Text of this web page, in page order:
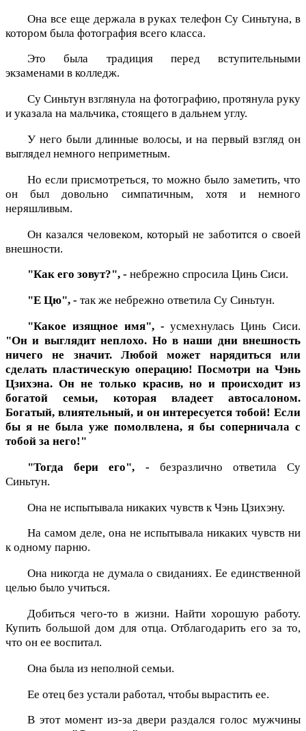
Она все еще держала в руках телефон Су Синьтуна, в
котором была фотография всего класса.
Это была традиция перед вступительными
экзаменами в колледж.
Су Синьтун взглянула на фотографию, протянула руку
и указала на мальчика, стоящего в дальнем углу.
У него были длинные волосы, и на первый взгляд он
выглядел немного неприметным.
Но если присмотреться, то можно было заметить, что
он был довольно симпатичным, хотя и немного
неряшливым.
Он казался человеком, который не заботится о своей
внешности.
"Как его зовут?", - небрежно спросила Цинь Сиси.
"Е Цю", - так же небрежно ответила Су Синьтун.
"Какое изящное имя", -усмехнулась Цинь Сиси.
"Он и выглядит неплохо. Но в наши дни внешность
ничего не значит. Любой может нарядиться или
сделать пластическую операцию! Посмотри на Чэнь
Цзихэна. Он не только красив, но и происходит из
богатой семьи, которая владеет автосалоном.
Богатый, влиятельный, и он интересуется тобой! Если
бы я не была уже помолвлена, я бы соперничала с
тобой за него!"
"Тогда бери его", - безразлично ответила Су
Синьтун.
Она не испытывала никаких чувств к Чэнь Цзихэну.
На самом деле, она не испытывала никаких чувств ни
к одному парню.
Она никогда не думала о свиданиях. Ее единственной
целью было учиться.
Добиться чего-то в жизни. Найти хорошую работу.
Купить большой дом для отца. Отблагодарить его за то,
что он ее воспитал.
Она была из неполной семьи.
Ее отец без устали работал, чтобы вырастить ее.
В этот момент из-за двери раздался голос мужчины